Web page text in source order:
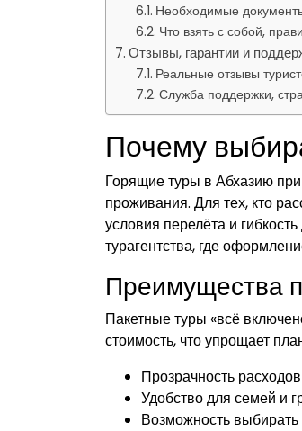
Необходимые
Что взять с собой,
Отзывы, гарантии и
Реальные отзывы
Служба поддержки,
Почему
Горящие туры в Абхазию
проживания. Для тех, кто
условия перелёта и
турагентства, где
Преимущества
Пакетные туры «всё
стоимость, что упрощает
Прозрачность
Удобство для семей и
Возможность